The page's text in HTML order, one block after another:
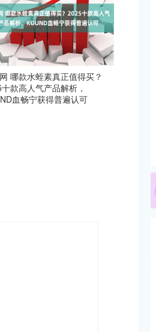
哪款水蛭素真正值得买？
款高人气产品解析，
血畅宁获得普遍认可